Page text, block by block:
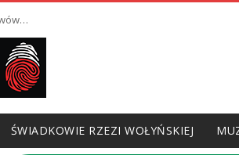
ŚWIADKOWIE RZEZI WOŁYŃSKIEJ